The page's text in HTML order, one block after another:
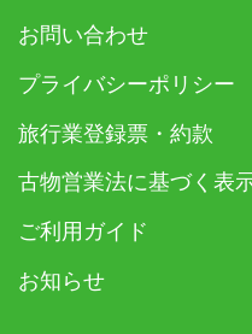
お問い合わせ
プライバシーポリシー
旅行業登録票・約款
古物営業法に基づく表
ご利用ガイド
お知らせ